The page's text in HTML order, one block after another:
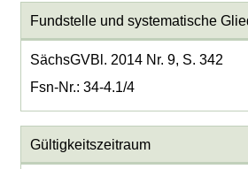
Fundstelle und systematische
SächsGVBl. 2014 Nr. 9, S. 342
Fsn-Nr.: 34-4.1/4
Gültigkeitszeitraum